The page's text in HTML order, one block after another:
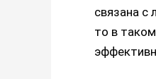
связана с
то в